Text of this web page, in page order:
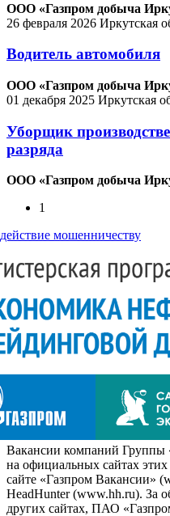
ООО «Газпром добыча
26 февраля 2026 Иркутская
Водитель автомобиля
ООО «Газпром добыча
01 декабря 2025 Иркутская
Уборщик
разряда
ООО «Газпром добыча
1
мошенничеству
Вакансии компаний Группы
на официальных сайтах
сайте «Газпром Вакансии»
HeadHunter (www.hh.ru). За
других сайтах, ПАО